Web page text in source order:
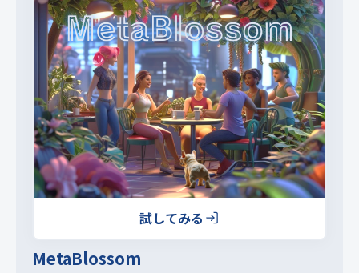
試してみる
MetaBlossom